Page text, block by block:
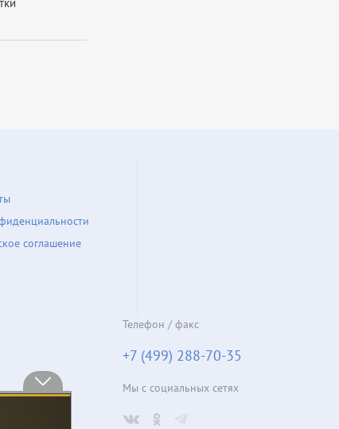
соглашение
Телефон / факс
+7 (499) 288-70-35
Мы с социальных сетях